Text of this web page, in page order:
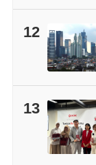
12
13